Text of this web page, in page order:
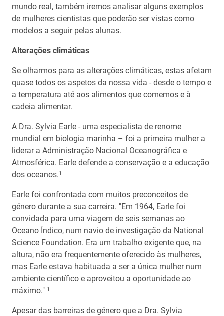
mundo real, também iremos analisar alguns exemplos
de mulheres cientistas que poderão ser vistas como
modelos a seguir pelas alunas.
Alterações climáticas
Se olharmos para as alterações climáticas, estas afetam
quase todos os aspetos da nossa vida - desde o tempo e
a temperatura até aos alimentos que comemos e à
cadeia alimentar.
A Dra. Sylvia Earle - uma especialista de renome
mundial em biologia marinha – foi a primeira mulher a
liderar a Administração Nacional Oceanográfica e
Atmosférica. Earle defende a conservação e a educação
dos oceanos.¹
Earle foi confrontada com muitos preconceitos de
género durante a sua carreira. "Em 1964, Earle foi
convidada para uma viagem de seis semanas ao
Oceano Índico, num navio de investigação da National
Science Foundation. Era um trabalho exigente que, na
altura, não era frequentemente oferecido às mulheres,
mas Earle estava habituada a ser a única mulher num
ambiente científico e aproveitou a oportunidade ao
máximo." ¹
Apesar das barreiras de género que a Dra. Sylvia